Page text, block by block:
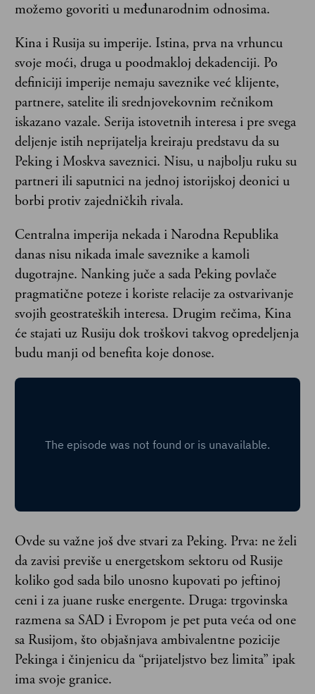
možemo govoriti u međunarodnim odnosima.
Kina i Rusija su imperije. Istina, prva na vrhuncu
svoje moći, druga u poodmakloj dekadenciji. Po
definiciji imperije nemaju saveznike već klijente,
partnere, satelite ili srednjovekovnim rečnikom
iskazano vazale. Serija istovetnih interesa i pre svega
deljenje istih neprijatelja kreiraju predstavu da su
Peking i Moskva saveznici. Nisu, u najbolju ruku su
partneri ili saputnici na jednoj istorijskoj deonici u
borbi protiv zajedničkih rivala.
Centralna imperija nekada i Narodna Republika
danas nisu nikada imale saveznike a kamoli
dugotrajne. Nanking juče a sada Peking povlače
pragmatične poteze i koriste relacije za ostvarivanje
svojih geostrateških interesa. Drugim rečima, Kina
će stajati uz Rusiju dok troškovi takvog opredeljenja
budu manji od benefita koje donose.
Ovde su važne još dve stvari za Peking. Prva: ne želi
da zavisi previše u energetskom sektoru od Rusije
koliko god sada bilo unosno kupovati po jeftinoj
ceni i za juane ruske energente. Druga: trgovinska
razmena sa SAD i Evropom je pet puta veća od one
sa Rusijom, što objašnjava ambivalentne pozicije
Pekinga i činjenicu da “prijateljstvo bez limita” ipak
ima svoje granice.